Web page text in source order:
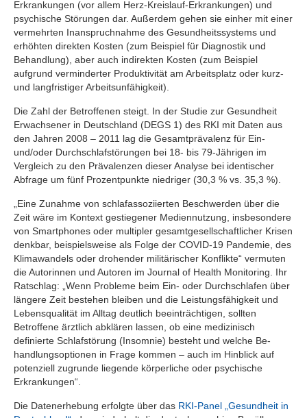
Erkrankungen (vor allem Herz-Kreislauf-Erkrankungen) und
psychische Störungen dar. Außerdem gehen sie einher mit einer
vermehrten Inanspruchnahme des Gesundheitssystems und
erhöhten direkten Kosten (zum Beispiel für Diagnostik und
Behandlung), aber auch indirekten Kosten (zum Beispiel
aufgrund verminderter Produktivität am Arbeitsplatz oder kurz-
und langfristiger Arbeitsunfähigkeit).
Die Zahl der Betroffenen steigt. In der Studie zur Gesundheit
Erwachsener in Deutschland (DEGS 1) des RKI mit Daten aus
den Jahren 2008 – 2011 lag die Gesamtprävalenz für Ein-
und/oder Durchschlafstörungen bei 18- bis 79-Jährigen im
Vergleich zu den Prävalenzen dieser Analyse bei identischer
Abfrage um fünf Prozentpunkte niedriger (30,3 % vs. 35,3 %).
„Eine Zunahme von schlafassoziierten Beschwerden über die
Zeit wäre im Kontext gestiegener Mediennutzung, insbesondere
von Smartphones oder multipler gesamtgesellschaftlicher Krisen
denkbar, beispielsweise als Folge der COVID-19 Pandemie, des
Klimawandels oder drohender militärischer Konflikte“ vermuten
die Autorinnen und Autoren im Journal of Health Monitoring. Ihr
Ratschlag: „Wenn Probleme beim Ein- oder Durchschlafen über
längere Zeit bestehen bleiben und die Leistungsfähigkeit und
Lebensqualität im Alltag deutlich beeinträchtigen, sollten
Betroffene ärztlich abklären lassen, ob eine medizinisch
definierte Schlafstörung (Insomnie) besteht und welche Be­
handlungsoptionen in Frage kommen – auch im Hinblick auf
potenziell zugrunde liegende körperliche oder psychische
Erkrankungen“.
Die Datenerhebung erfolgte über das RKI-Panel „Gesundheit in